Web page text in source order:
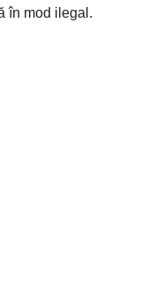
în mod ilegal.